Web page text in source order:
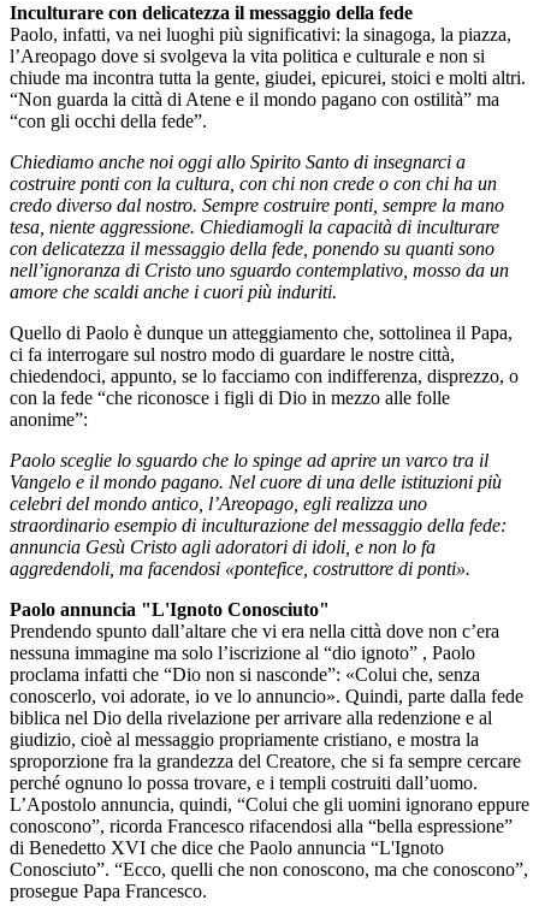
Inculturare con delicatezza il messaggio della fede
Paolo, infatti, va nei luoghi più significativi: la sinagoga, la piazza,
l’Areopago dove si svolgeva la vita politica e culturale e non si
chiude ma incontra tutta la gente, giudei, epicurei, stoici e molti altri.
“Non guarda la città di Atene e il mondo pagano con ostilità” ma
“con gli occhi della fede”.
Chiediamo anche noi oggi allo Spirito Santo di insegnarci a
costruire ponti con la cultura, con chi non crede o con chi ha un
credo diverso dal nostro. Sempre costruire ponti, sempre la mano
tesa, niente aggressione. Chiediamogli la capacità di inculturare
con delicatezza il messaggio della fede, ponendo su quanti sono
nell’ignoranza di Cristo uno sguardo contemplativo, mosso da un
amore che scaldi anche i cuori più induriti.
Quello di Paolo è dunque un atteggiamento che, sottolinea il Papa,
ci fa interrogare sul nostro modo di guardare le nostre città,
chiedendoci, appunto, se lo facciamo con indifferenza, disprezzo, o
con la fede “che riconosce i figli di Dio in mezzo alle folle
anonime”:
Paolo sceglie lo sguardo che lo spinge ad aprire un varco tra il
Vangelo e il mondo pagano. Nel cuore di una delle istituzioni più
celebri del mondo antico, l’Areopago, egli realizza uno
straordinario esempio di inculturazione del messaggio della fede:
annuncia Gesù Cristo agli adoratori di idoli, e non lo fa
aggredendoli, ma facendosi «pontefice, costruttore di ponti».
Paolo annuncia "L'Ignoto Conosciuto"
Prendendo spunto dall’altare che vi era nella città dove non c’era
nessuna immagine ma solo l’iscrizione al “dio ignoto” , Paolo
proclama infatti che “Dio non si nasconde”: «Colui che, senza
conoscerlo, voi adorate, io ve lo annuncio». Quindi, parte dalla fede
biblica nel Dio della rivelazione per arrivare alla redenzione e al
giudizio, cioè al messaggio propriamente cristiano, e mostra la
sproporzione fra la grandezza del Creatore, che si fa sempre cercare
perché ognuno lo possa trovare, e i templi costruiti dall’uomo.
L’Apostolo annuncia, quindi, “Colui che gli uomini ignorano eppure
conoscono”, ricorda Francesco rifacendosi alla “bella espressione”
di Benedetto XVI che dice che Paolo annuncia “L'Ignoto
Conosciuto”. “Ecco, quelli che non conoscono, ma che conoscono”,
prosegue Papa Francesco.